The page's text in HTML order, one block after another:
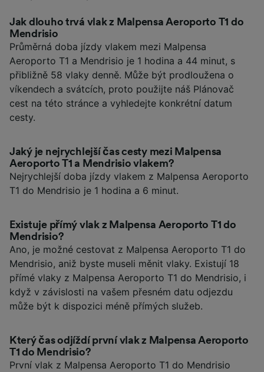
Jak dlouho trvá vlak z Malpensa Aeroporto T1 do
Mendrisio
Průměrná doba jízdy vlakem mezi Malpensa
Aeroporto T1 a Mendrisio je 1 hodina a 44 minut, s
přibližně 58 vlaky denně. Může být prodloužena o
víkendech a svátcích, proto použijte náš Plánovač
cest na této stránce a vyhledejte konkrétní datum
cesty.
Jaký je nejrychlejší čas cesty mezi Malpensa
Aeroporto T1 a Mendrisio vlakem?
Nejrychlejší doba jízdy vlakem z Malpensa Aeroporto
T1 do Mendrisio je 1 hodina a 6 minut.
Existuje přímý vlak z Malpensa Aeroporto T1 do
Mendrisio?
Ano, je možné cestovat z Malpensa Aeroporto T1 do
Mendrisio, aniž byste museli měnit vlaky. Existují 18
přímé vlaky z Malpensa Aeroporto T1 do Mendrisio, i
když v závislosti na vašem přesném datu odjezdu
může být k dispozici méně přímých služeb.
Který čas odjíždí první vlak z Malpensa Aeroporto
T1 do Mendrisio?
První vlak z Malpensa Aeroporto T1 do Mendrisio